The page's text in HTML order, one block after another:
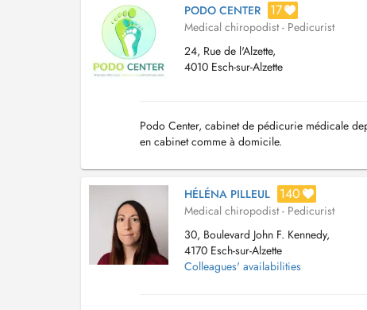
PODO CENTER 17
Medical chiropodist - Pedicurist
24, Rue de l'Alzette,
4010 Esch-sur-Alzette
Podo Center, cabinet de pédicurie médicale
en cabinet comme à domicile.
HÉLÉNA PILLEUL 140
Medical chiropodist - Pedicurist
30, Boulevard John F. Kennedy,
4170 Esch-sur-Alzette
Colleagues' availabilities